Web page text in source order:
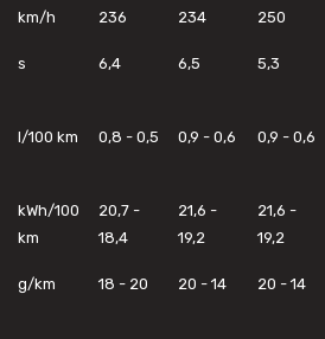
km/h 236 234 250
s 6,4 6,5 5,3
l/100 km 0,8 - 0,5 0,9 - 0,6 0,9 - 0,6
kWh/100
km
20,7 -
18,4
21,6 -
19,2
21,6 -
19,2
g/km 18 - 20 20 - 14 20 - 14